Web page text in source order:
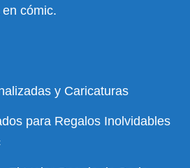
cómic.
y Caricaturas
para Regalos Inolvidables